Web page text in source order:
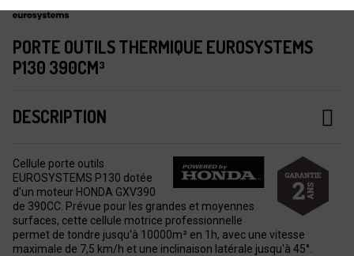
PORTE OUTILS THERMIQUE EUROSYSTEMS
P130 390CM³
DESCRIPTION
Cellule porte outils
EUROSYSTEMS P130 dotée
d'un moteur HONDA GXV390
de 390CC. Prévue pour les grandes et moyennes
surfaces, cette cellule motrice professionnelle
permet de tondre jusqu'à 10000m² en 1h, avec une vitesse
maximale de 7,5 km/h et une inclinaison latérale jusqu'à 45°.